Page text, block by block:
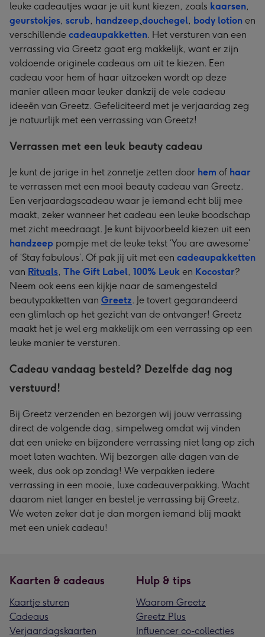
leuke cadeautjes waar je uit kunt kiezen, zoals kaarsen,
geurstokjes, scrub, handzeep,douchegel, body lotion en
verschillende cadeaupakketten. Het versturen van een
verrassing via Greetz gaat erg makkelijk, want er zijn
voldoende originele cadeaus om uit te kiezen. Een
cadeau voor hem of haar uitzoeken wordt op deze
manier alleen maar leuker dankzij de vele cadeau
ideeën van Greetz. Gefeliciteerd met je verjaardag zeg
je natuurlijk met een verrassing van Greetz!
Verrassen met een leuk beauty cadeau
Je kunt de jarige in het zonnetje zetten door hem of haar
te verrassen met een mooi beauty cadeau van Greetz.
Een verjaardagscadeau waar je iemand echt blij mee
maakt, zeker wanneer het cadeau een leuke boodschap
met zicht meedraagt. Je kunt bijvoorbeeld kiezen uit een
handzeep pompje met de leuke tekst ‘You are awesome’
of ‘Stay fabulous’. Of pak jij uit met een cadeaupakketten
van Rituals, The Gift Label, 100% Leuk en Kocostar?
Neem ook eens een kijkje naar de samengesteld
beautypakketten van Greetz. Je tovert gegarandeerd
een glimlach op het gezicht van de ontvanger! Greetz
maakt het je wel erg makkelijk om een verrassing op een
leuke manier te versturen.
Cadeau vandaag besteld? Dezelfde dag nog
verstuurd!
Bij Greetz verzenden en bezorgen wij jouw verrassing
direct de volgende dag, simpelweg omdat wij vinden
dat een unieke en bijzondere verrassing niet lang op zich
moet laten wachten. Wij bezorgen alle dagen van de
week, dus ook op zondag! We verpakken iedere
verrassing in een mooie, luxe cadeauverpakking. Wacht
daarom niet langer en bestel je verrassing bij Greetz.
We weten zeker dat je dan morgen iemand blij maakt
met een uniek cadeau!
Kaarten & cadeaus
Kaartje sturen
Cadeaus
Verjaardagskaarten
Hulp & tips
Waarom Greetz
Greetz Plus
Influencer co-collecties